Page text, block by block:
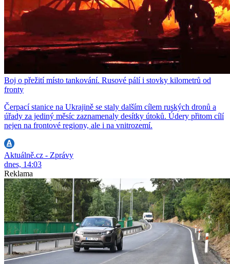
Boj o přežití místo tankování. Rusové pálí i stovky kilometrů od
fronty
Čerpací stanice na Ukrajině se staly dalším cílem ruských dronů a
úřady za jediný měsíc zaznamenaly desítky útoků. Údery přitom cílí
nejen na frontové regiony, ale i na vnitrozemí.
Aktuálně.cz - Zprávy
dnes, 14:03
Reklama